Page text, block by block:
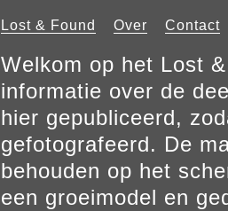
Lost & Found Over Contact
Welkom op het Lost
informatie over de
hier gepubliceerd,
gefotografeerd. De
behouden op het
een groeimodel en